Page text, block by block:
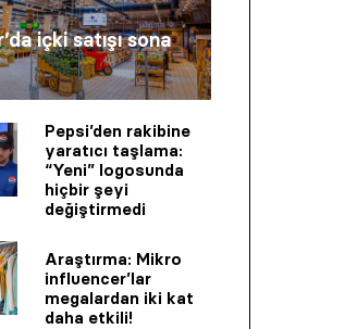
içki satışı sona
Pepsi’den rakibine
yaratıcı taşlama:
“Yeni” logosunda
hiçbir şeyi
değiştirmedi
Araştırma: Mikro
influencer’lar
megalardan iki kat
daha etkili!